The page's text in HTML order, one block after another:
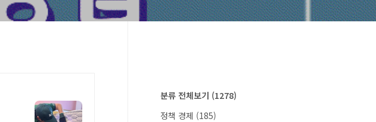
분류 전체보기 (1278)
정책 경제 (185)